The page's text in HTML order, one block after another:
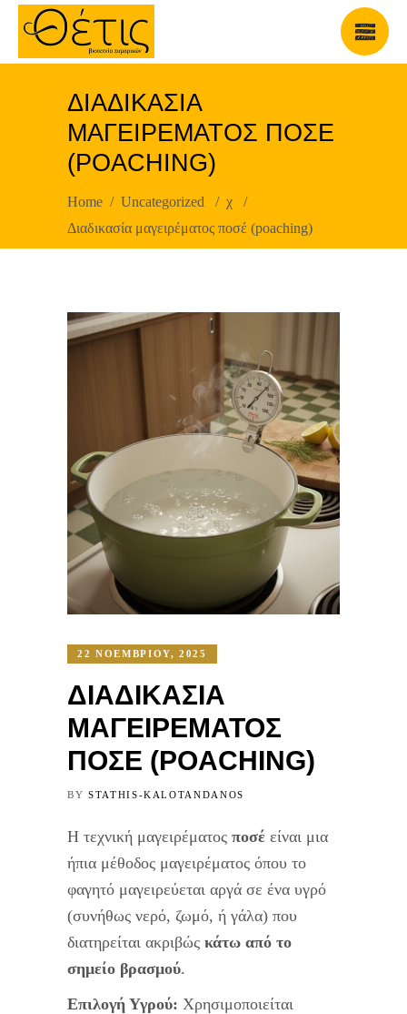
ΔΙΑΔΙΚΑΣΊΑ
ΜΑΓΕΙΡΈΜΑΤΟΣ ΠΟΣΈ
(POACHING)
Home / Uncategorized / χ
/
Διαδικασία μαγειρέματος ποσέ (poaching)
22 ΝΟΕΜΒΡΊΟΥ, 2025
ΔΙΑΔΙΚΑΣΊΑ
ΜΑΓΕΙΡΈΜΑΤΟΣ
ΠΟΣΈ (POACHING)
BY STATHIS-KALOTANDANOS
Η τεχνική μαγειρέματος ποσέ είναι μια
ήπια μέθοδος μαγειρέματος όπου το
φαγητό μαγειρεύεται αργά σε ένα υγρό
(συνήθως νερό, ζωμό, ή γάλα) που
διατηρείται ακριβώς κάτω από το
σημείο βρασμού.
Επιλογή Υγρού: Χρησιμοποιείται